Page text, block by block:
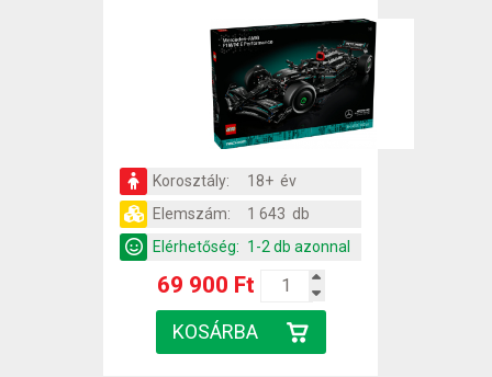
Korosztály:
18+ év
Elemszám:
1 643 db
Elérhetőség: 1-2 db azonnal
69 900 Ft